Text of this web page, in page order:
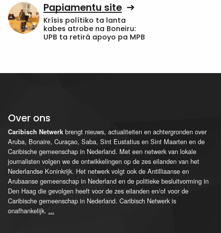
Papiamentu site
Krísis polítiko ta lanta
kabes atrobe na Boneiru:
UPB ta retirá apoyo pa MPB
Over ons
Caribisch Netwerk brengt nieuws, actualiteiten en achtergronden over
Aruba, Bonaire, Curaçao, Saba, Sint Eustatius en Sint Maarten en de
Caribische gemeenschap in Nederland. Met een netwerk van lokale
journalisten volgen we de ontwikkelingen op de zes eilanden van het
Nederlandse Koninkrijk. Het netwerk volgt ook de Antilliaanse en
Arubaanse gemeenschap in Nederland en de politieke besluitvorming in
Den Haag die gevolgen heeft voor de zes eilanden en/of voor de
Caribische gemeenschap in Nederland. Caribisch Netwerk is
onafhankelijk. ...